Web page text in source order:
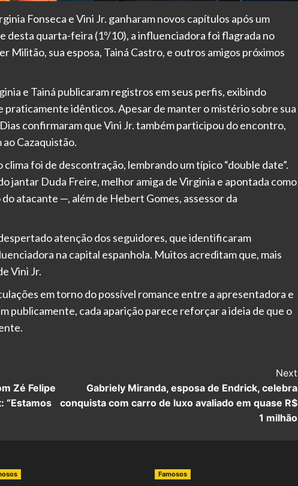
Fonseca e Vini Jr. ganharam novos capítulos após um
desta quarta-feira (1º/10), a influenciadora foi flagrada no
Militão, sua esposa, Tainá Castro, e outros amigos próximos
e Tainá publicaram registros em seus perfis, exibindo
idênticos. Apesar de manter o mistério sobre sua
confirmaram que Vini Jr. também participou do encontro,
Cazaquistão.
foi de descontração, lembrando um típico “double date”.
jantar Duda Freire, melhor amiga de Virginia e apontada como
atacante —, além de Hebert Gomes, assessor da
atenção dos seguidores, que identificaram
na capital espanhola. Muitos acreditam que, mais
Vini Jr.
em torno do possível romance entre a apresentadora e
publicamente, cada aparição parece reforçar a ideia de que o
Zé Felipe
“Estamos
Next
Gabriely Miranda, esposa de Endrick, celebra
conquista com carro de luxo avaliado em quase R$
1 milhão
Famosos